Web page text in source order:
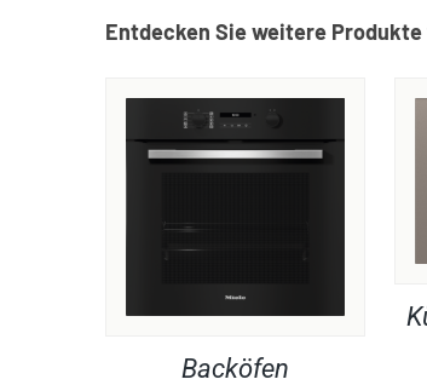
Entdecken Sie weitere Produkte
Backöfen